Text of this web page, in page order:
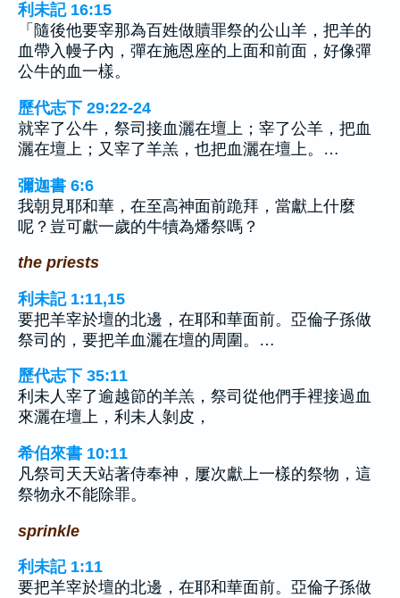
利未記 16:15
「隨後他要宰那為百姓做贖罪祭的公山羊，把羊的
血帶入幔子內，彈在施恩座的上面和前面，好像彈
公牛的血一樣。
歷代志下 29:22-24
就宰了公牛，祭司接血灑在壇上；宰了公羊，把血
灑在壇上；又宰了羊羔，也把血灑在壇上。…
彌迦書 6:6
我朝見耶和華，在至高神面前跪拜，當獻上什麼
呢？豈可獻一歲的牛犢為燔祭嗎？
the priests
利未記 1:11,15
要把羊宰於壇的北邊，在耶和華面前。亞倫子孫做
祭司的，要把羊血灑在壇的周圍。…
歷代志下 35:11
利未人宰了逾越節的羊羔，祭司從他們手裡接過血
來灑在壇上，利未人剝皮，
希伯來書 10:11
凡祭司天天站著侍奉神，屢次獻上一樣的祭物，這
祭物永不能除罪。
sprinkle
利未記 1:11
要把羊宰於壇的北邊，在耶和華面前。亞倫子孫做